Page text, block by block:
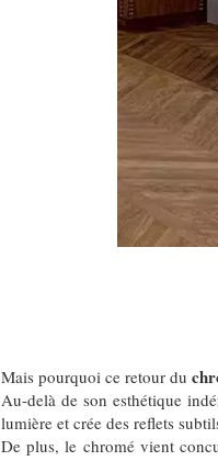
Mais pourquoi ce retour du
Au-delà de son esthétique
lumière et crée des reflets
De plus, le chromé vient